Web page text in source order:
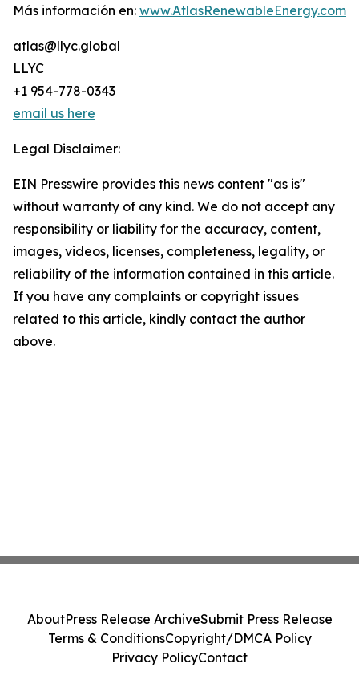
Más información en: www.AtlasRenewableEnergy.com
atlas@llyc.global
LLYC
+1 954-778-0343
email us here
Legal Disclaimer:
EIN Presswire provides this news content "as is"
without warranty of any kind. We do not accept any
responsibility or liability for the accuracy, content,
images, videos, licenses, completeness, legality, or
reliability of the information contained in this article.
If you have any complaints or copyright issues
related to this article, kindly contact the author
above.
AboutPress Release ArchiveSubmit Press Release
Terms & ConditionsCopyright/DMCA Policy
Privacy PolicyContact